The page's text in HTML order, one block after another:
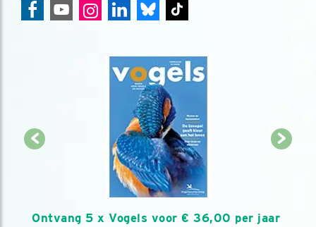
Ontvang 5 x Vogels voor € 36,00 per jaar